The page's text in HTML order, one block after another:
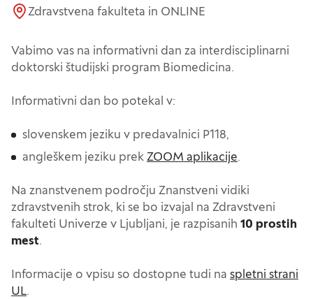
Iskanje
Zdravstvena fakulteta in ONLINE
Vabimo vas na informativni dan za interdisciplinarni
doktorski študijski program Biomedicina.
Informativni dan bo potekal v:
slovenskem jeziku v predavalnici P118,
angleškem jeziku prekZOOM aplikacije.
Na znanstvenem področju Znanstveni vidiki
zdravstvenih strok, ki se bo izvajal na Zdravstveni
fakulteti Univerze v Ljubljani, je razpisanih 10 prostih
mest.
Informacije o vpisu so dostopne tudi na spletni strani
UL.
Blokiranje določenih vrst piškotkov vpliva na vašo
Več informacij
zato jih v naših sistemih ni mogoče izklopiti.
Običajno so nastavljeni samo kot odziv na vaša
nastavitev zasebnosti, prijava ali izpolnjevanje
obrazcev. Na voljo imate nastavitev, da brskalnik
blokira te piškotke ali vas opozori na njih. V tem
primeru nekateri deli spletnega mesta ne bodo